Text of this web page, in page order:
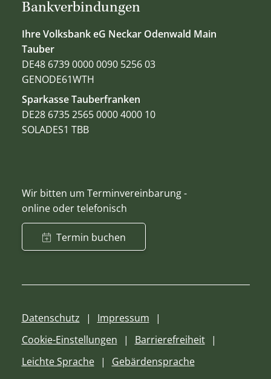
Bankverbindungen
Ihre Volksbank eG Neckar Odenwald Main
Tauber
DE48 6739 0000 0090 5256 03
GENODE61WTH
Sparkasse Tauberfranken
DE28 6735 2565 0000 4000 10
SOLADES1 TBB
Wir bitten um Terminvereinbarung -
online oder telefonisch
Termin buchen
Datenschutz
Impressum
Cookie-Einstellungen
Barrierefreiheit
Leichte Sprache
Gebärdensprache